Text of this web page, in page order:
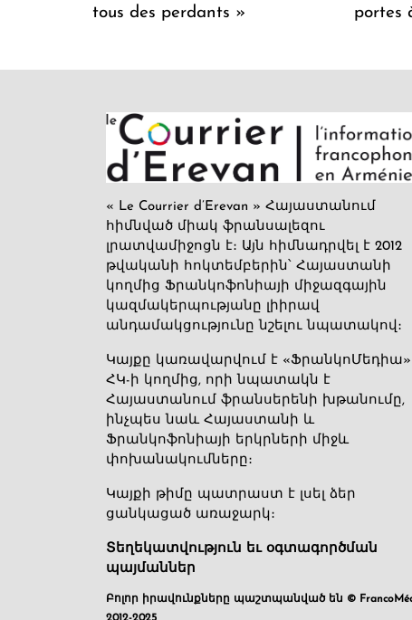
tous des perdants »
portes
« Le Courrier d’Erevan » Հայաստանում
հիմնված միակ ֆրանսալեզու
լրատվամիջոցն է։ Այն հիմնադրվել է 2012
թվականի հոկտեմբերին՝ Հայաստանի
կողմից Ֆրանկոֆոնիայի միջազգային
կազմակերպությանը լիիրավ
անդամակցությունը նշելու նպատակով։
Կայքը կառավարվում է «ՖրանկոՄեդիա»
ՀԿ-ի կողմից, որի նպատակն է
Հայաստանում ֆրանսերենի խթանումը,
ինչպես նաև Հայաստանի և
Ֆրանկոֆոնիայի երկրների միջև
փոխանակումները։
Կայքի թիմը պատրաստ է լսել ձեր
ցանկացած առաջարկ։
Տեղեկատվություն եւ օգտագործման
պայմաններ
Բոլոր իրավունքները պաշտպանված են ©